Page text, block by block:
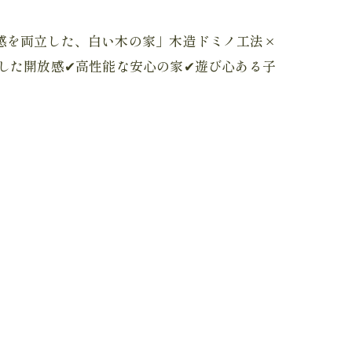
両立した、白い木の家」木造ドミノ工法×
た開放感✔高性能な安心の家✔遊び心ある子